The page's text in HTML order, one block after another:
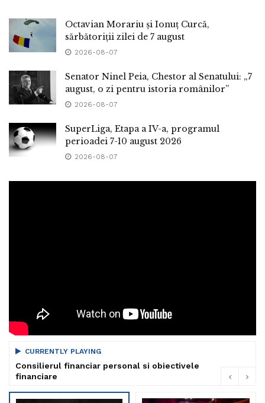
Octavian Morariu și Ionuț Curcă,
sărbătoriții zilei de 7 august
2026-08-07
Senator Ninel Peia, Chestor al Senatului: „7
august, o zi pentru istoria românilor”
2026-08-07
SuperLiga, Etapa a IV-a, programul
perioadei 7-10 august 2026
2026-08-07
CURRENTLY PLAYING
Consilierul financiar personal si obiectivele
financiare